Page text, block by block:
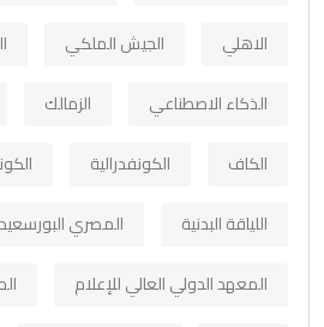
الاهلي
الجيش الملكي
الذكاء الاصطناعي
الزمالك
الكاف
الكونفدرالية
اللياقة البدنية
المصري
المعهد الدولي العالي للإعلام